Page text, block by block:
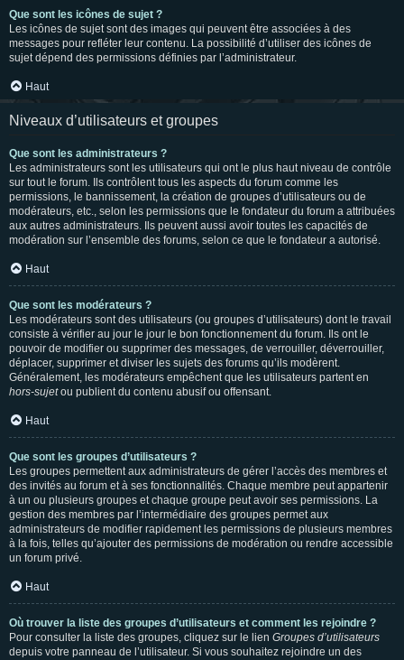
Que sont les icônes de sujet ?
Les icônes de sujet sont des images qui peuvent être associées à des
messages pour refléter leur contenu. La possibilité d’utiliser des icônes de
sujet dépend des permissions définies par l’administrateur.
Haut
Niveaux d’utilisateurs et groupes
Que sont les administrateurs ?
Les administrateurs sont les utilisateurs qui ont le plus haut niveau de contrôle
sur tout le forum. Ils contrôlent tous les aspects du forum comme les
permissions, le bannissement, la création de groupes d’utilisateurs ou de
modérateurs, etc., selon les permissions que le fondateur du forum a attribuées
aux autres administrateurs. Ils peuvent aussi avoir toutes les capacités de
modération sur l’ensemble des forums, selon ce que le fondateur a autorisé.
Haut
Que sont les modérateurs ?
Les modérateurs sont des utilisateurs (ou groupes d’utilisateurs) dont le travail
consiste à vérifier au jour le jour le bon fonctionnement du forum. Ils ont le
pouvoir de modifier ou supprimer des messages, de verrouiller, déverrouiller,
déplacer, supprimer et diviser les sujets des forums qu’ils modèrent.
Généralement, les modérateurs empêchent que les utilisateurs partent en
hors-sujetou publient du contenu abusif ou offensant.
Haut
Que sont les groupes d’utilisateurs ?
Les groupes permettent aux administrateurs de gérer l’accès des membres et
des invités au forum et à ses fonctionnalités. Chaque membre peut appartenir
à un ou plusieurs groupes et chaque groupe peut avoir ses permissions. La
gestion des membres par l’intermédiaire des groupes permet aux
administrateurs de modifier rapidement les permissions de plusieurs membres
à la fois, telles qu’ajouter des permissions de modération ou rendre accessible
un forum privé.
Haut
Où trouver la liste des groupes d’utilisateurs et comment les rejoindre ?
Pour consulter la liste des groupes, cliquez sur le lien Groupes d’utilisateurs
depuis votre panneau de l’utilisateur. Si vous souhaitez rejoindre un des